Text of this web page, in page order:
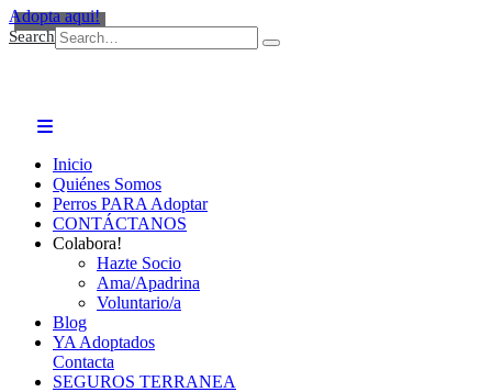
Adopta aqui!
Search
Inicio
Quiénes Somos
Perros PARA Adoptar
CONTÁCTANOS
Colabora!
Hazte Socio
Ama/Apadrina
Voluntario/a
Blog
YA Adoptados
Contacta
SEGUROS TERRANEA